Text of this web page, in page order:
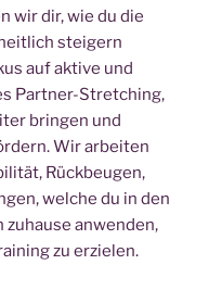
wir dir, wie du die
steigern
auf aktive und
Partner-Stretching,
bringen und
Wir arbeiten
Rückbeugen,
welche du in den
anwenden,
zu erzielen.